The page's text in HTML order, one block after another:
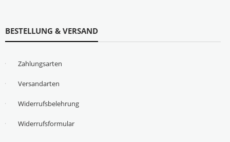
BESTELLUNG & VERSAND
Zahlungsarten
Versandarten
Widerrufsbelehrung
Widerrufsformular